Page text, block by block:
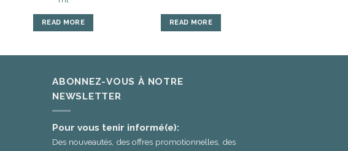
READ MORE READ MORE
ABONNEZ-VOUS À NOTRE
NEWSLETTER
Pour vous tenir informé(e):
Des nouveautés, des offres promotionnelles, des